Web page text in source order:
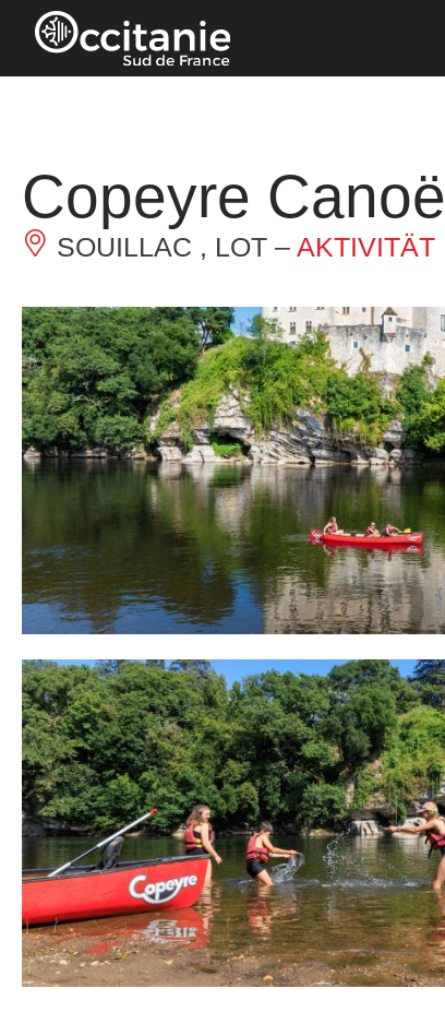
Cookie-Einstellungen
Copeyre Canoë
SOUILLAC , LOT – AKTIVITÄT